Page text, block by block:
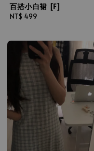
百搭小白裙 [F]
Regular
NT$ 499